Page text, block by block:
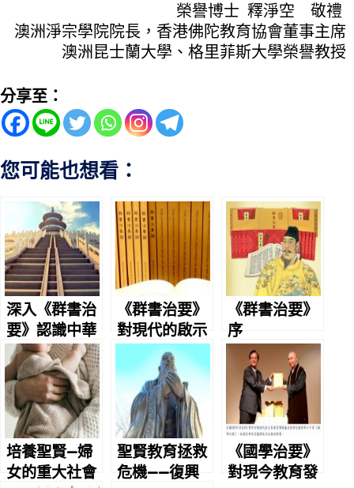
榮譽博士 釋淨空 敬禮
澳洲淨宗學院院長，香港佛陀教育協會董事主席
澳洲昆士蘭大學、格里菲斯大學榮譽教授
分享至：
您可能也想看：
深入《群書治
要》認識中華
文化
《群書治要》
對現代的啟示
《群書治要》
序
培養聖賢—婦
女的重大社會
聖賢教育拯救
危機——復興
《國學治要》
對現今教育發